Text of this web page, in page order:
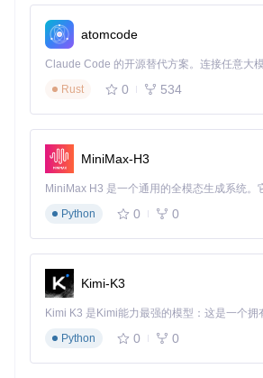
安装 Forgò 很简单，只需运行：
然后，借助 create-forgo-app
并且运行项目：
cd my-project
Forgò 的组件构造非常直观，如下例所示：
import * as forgo from "forgo";
return new forgo.Component({
atomcode
Rust
0 534
MiniMax-H3
Python
0 0
Kimi-K3
Python
0 0